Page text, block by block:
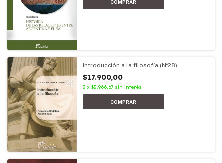
Introducción a la filosofía (Nº28)
$17.900,00
3 x $5.966,67 sin interés